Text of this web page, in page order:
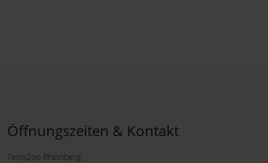
Öffnungszeiten & Kontakt
TerraZoo Rheinberg